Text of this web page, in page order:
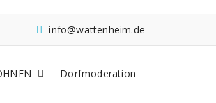
info@wattenheim.de
Dorfmoderation